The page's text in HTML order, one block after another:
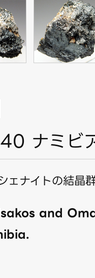
ナミビ
ェナイトの結晶
and